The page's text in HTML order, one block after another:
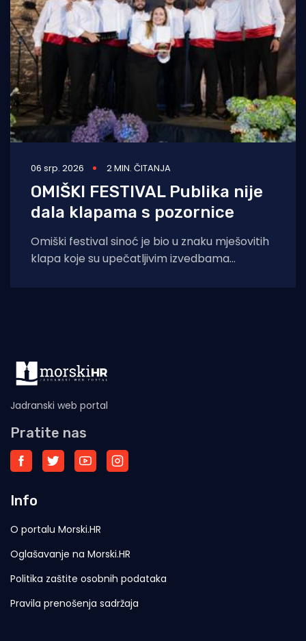
06 srp. 2026 2 MIN. ČITANJA
OMIŠKI FESTIVAL Publika nije
dala klapama s pozornice
Omiški festival sinoć je bio u znaku mješovitih
klapa koje su upečatljivim izvedbama
Jadranski web portal
Pratite nas
Info
O portalu Morski.HR
Oglašavanje na Morski.HR
Politika zaštite osobnih podataka
Pravila prenošenja sadržaja